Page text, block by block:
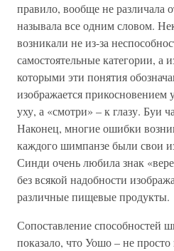
правило, вообще не
называла все одним словом.
возникали не из-за
самостоятельные категории, а
которыми эти понятия
изображается прикосновением
уху, а «смотри» – к глазу. Буи
Наконец, многие ошибки
каждого шимпанзе были свои
Синди очень любила знак
без всякой надобности
различные пищевые продукты.
Сопоставление способностей
показало, что Уошо – не